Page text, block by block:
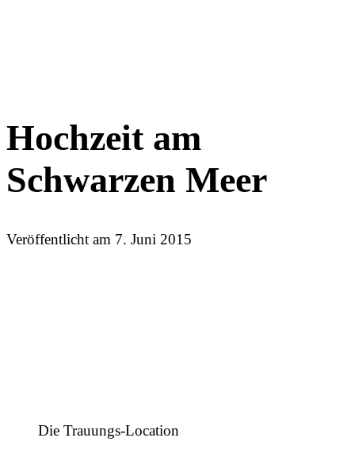
Hochzeit am
Schwarzen Meer
Veröffentlicht am 7. Juni 2015
Die Trauungs-Location